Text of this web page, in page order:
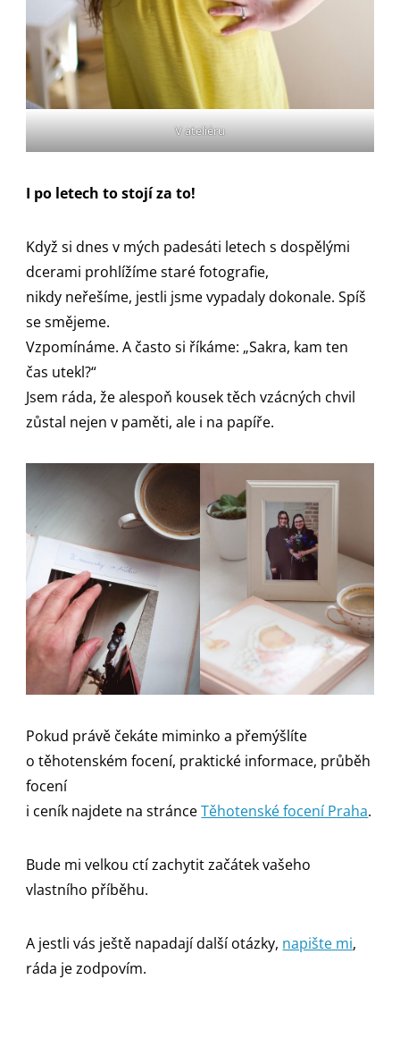
V ateliéru
I po letech to stojí za to!
Když si dnes v mých padesáti letech s dospělými
dcerami prohlížíme staré fotografie,
nikdy neřešíme, jestli jsme vypadaly dokonale. Spíš
se smějeme.
Vzpomínáme. A často si říkáme: „Sakra, kam ten
čas utekl?“
Jsem ráda, že alespoň kousek těch vzácných chvil
zůstal nejen v paměti, ale i na papíře.
Pokud právě čekáte miminko a přemýšlíte
o těhotenském focení, praktické informace, průběh
focení
i ceník najdete na stránceTěhotenské focení Praha.
Bude mi velkou ctí zachytit začátek vašeho
vlastního příběhu.
A jestli vás ještě napadají další otázky, napište mi,
ráda je zodpovím.